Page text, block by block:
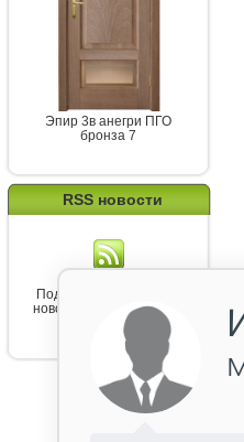
Эпир 3в анегри ПГО
бронза 7
RSS новости
Подпишитесь на канал
новостей от Belorawood